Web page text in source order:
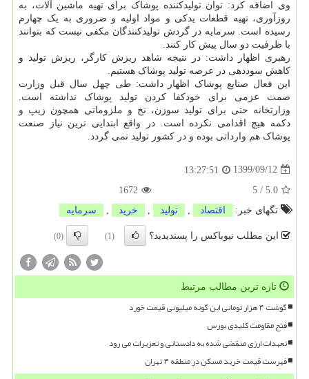
وی اضافه کرد: توان تولیدکننده پوشاک برای تهیه ماشین آلات، به
روزآوری، تهیه قطعات یدکی و مواد اولیه و ضروری به یک چهارم
رسیده است. سرمایه در گردش تولیدکنندگان مکفی نیست که بتوانند
با ظرفیت دو سال پیش کار کنند.
رهبری اظهار داشت: در نتیجه شاهد ریزش کارگر، ریزش تولید و
کاهش سوددهی در عرصه تولید پوشاک هستیم.
این فعال صنایع پوشاک اظهار داشت: طی چهل سال قبل وزارت
صمت عزمی برای خودکفا کردن تولید پوشاک نداشته است.
وزارتخانه حتی برای تولید سوزن، نخ و ملزوماتی همچون زیپ و
دکمه هیچ اقدامی نکرده است. در واقع ابتدایی ترین نیاز صنعت
پوشاک هم وارداتی بوده و در کشور تولید نمی گردد.
1399/09/12
13:27:51
5.0
/
5
1672
تگهای خبر:
اقتصاد , تولید , خرید , سرمایه
این مطلب نیوباکس را پسندیدید؟ (1)
(0)
تازه ترین مطالب مرتبط
گوشت ۴ هزار تومانی این گونه میلیونی قیمت خورد
فتح مقاومت کلیدی بورس
تعهدات ارزی منقضی شده به دادستانی و تعزیرات می رود
فهرست قیمت خرید مسکن در منطقه ۴ تهران